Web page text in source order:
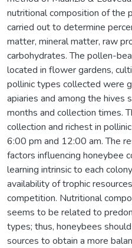
nutritional composition of the
carried out to determine
matter, mineral matter, raw
carbohydrates. The pollen-
located in flower gardens,
pollinic types collected were
apiaries and among the hives
months and collection times.
collection and richest in
6:00 pm and 12:00 am. The
factors influencing honeybee
learning intrinsic to each
availability of trophic
competition. Nutritional
seems to be related to
types; thus, honeybees
sources to obtain a more